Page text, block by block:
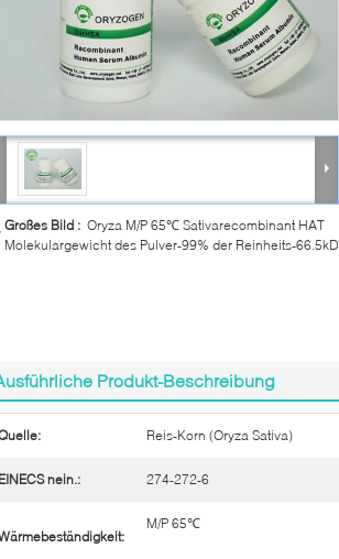
Großes Bild : Oryza M/P 65℃ Sativarecombinant HAT
Molekulargewicht des Pulver-99% der Reinheits-66.5kD
Produkt-Beschreibung
Reis-Korn (Oryza Sativa)
nein.: 274-272-6
M/P 65℃